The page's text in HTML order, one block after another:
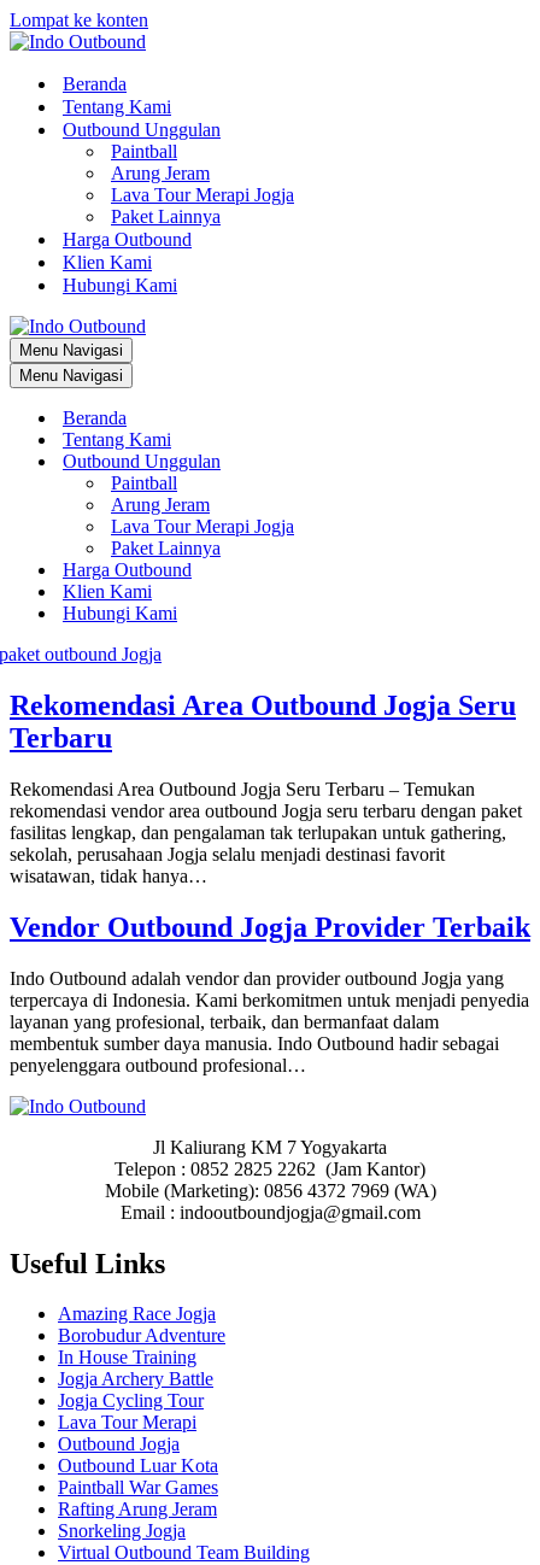
Lompat ke konten
Beranda
Tentang Kami
Outbound Unggulan
Paintball
Arung Jeram
Lava Tour Merapi Jogja
Paket Lainnya
Harga Outbound
Klien Kami
Hubungi Kami
Menu Navigasi
Menu Navigasi
Beranda
Tentang Kami
Outbound Unggulan
Paintball
Arung Jeram
Lava Tour Merapi Jogja
Paket Lainnya
Harga Outbound
Klien Kami
Hubungi Kami
Rekomendasi Area Outbound Jogja Seru
Terbaru
Rekomendasi Area Outbound Jogja Seru Terbaru – Temukan
rekomendasi vendor area outbound Jogja seru terbaru dengan paket
fasilitas lengkap, dan pengalaman tak terlupakan untuk gathering,
sekolah, perusahaan Jogja selalu menjadi destinasi favorit
wisatawan, tidak hanya…
Vendor Outbound Jogja Provider Terbaik
Indo Outbound adalah vendor dan provider outbound Jogja yang
terpercaya di Indonesia. Kami berkomitmen untuk menjadi penyedia
layanan yang profesional, terbaik, dan bermanfaat dalam
membentuk sumber daya manusia. Indo Outbound hadir sebagai
penyelenggara outbound profesional…
Jl Kaliurang KM 7 Yogyakarta
Telepon : 0852 2825 2262 (Jam Kantor)
Mobile (Marketing): 0856 4372 7969 (WA)
Email : indooutboundjogja@gmail.com
Useful Links
Amazing Race Jogja
Borobudur Adventure
In House Training
Jogja Archery Battle
Jogja Cycling Tour
Lava Tour Merapi
Outbound Jogja
Outbound Luar Kota
Paintball War Games
Rafting Arung Jeram
Snorkeling Jogja
Virtual Outbound Team Building